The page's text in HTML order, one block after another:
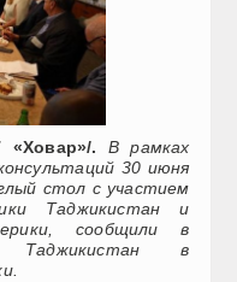
.
В рамках
30 июня
стол с участием
Таджикистан и
сообщили в
Таджикистан в